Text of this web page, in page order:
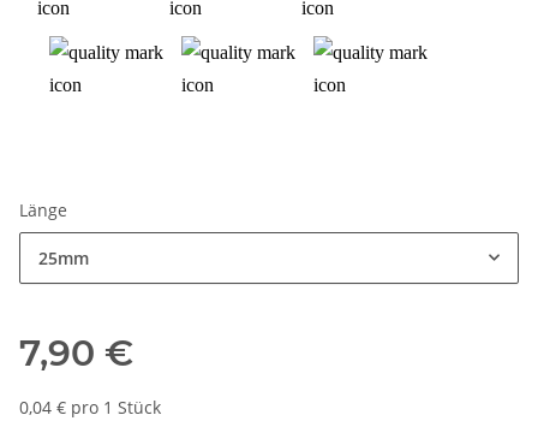
Länge
25mm
7,90 €
0,04 € pro 1 Stück